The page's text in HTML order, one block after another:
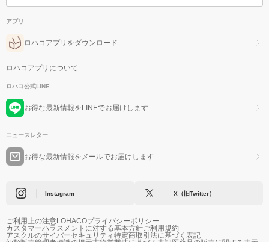
アプリ
ロハコアプリをダウンロード
ロハコアプリについて
ロハコ公式LINE
お得な最新情報をLINEでお届けします
ニュースレター
お得な最新情報をメールでお届けします
Instagram X（旧Twitter）
ご利用上の注意LOHACOプライバシーポリシー
カスタマーハラスメントに対する基本方針ご利用規約
アスクルのサイバーセキュリティ特定商取引法に基づく表記